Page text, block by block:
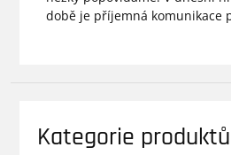
době je příjemná komunikace
Kategorie produktů